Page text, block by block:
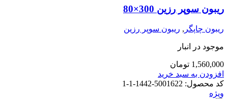
ریبون سوپر رزین 300×80
ریبون چاپگر , ریبون سوپر رزین
موجود در انبار
1,560,000 تومان
افزودن به سبد خرید
کد محصول: 5001622-1442-1-1
ویژه